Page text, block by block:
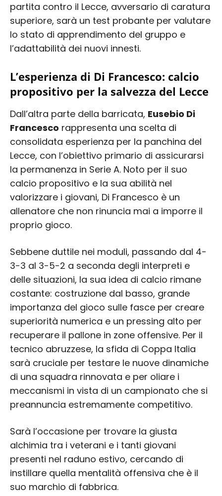
partita contro il Lecce, avversario di caratura
superiore, sarà un test probante per valutare
lo stato di apprendimento del gruppo e
l’adattabilità dei nuovi innesti.
L’esperienza di Di Francesco: calcio
propositivo per la salvezza del Lecce
Dall’altra parte della barricata, Eusebio Di
Francesco rappresenta una scelta di
consolidata esperienza per la panchina del
Lecce, con l’obiettivo primario di assicurarsi
la permanenza in Serie A. Noto per il suo
calcio propositivo e la sua abilità nel
valorizzare i giovani, Di Francesco è un
allenatore che non rinuncia mai a imporre il
proprio gioco.
Sebbene duttile nei moduli, passando dal 4-
3-3 al 3-5-2 a seconda degli interpreti e
delle situazioni, la sua idea di calcio rimane
costante: costruzione dal basso, grande
importanza del gioco sulle fasce per creare
superiorità numerica e un pressing alto per
recuperare il pallone in zone offensive. Per il
tecnico abruzzese, la sfida di Coppa Italia
sarà cruciale per testare le nuove dinamiche
di una squadra rinnovata e per oliare i
meccanismi in vista di un campionato che si
preannuncia estremamente competitivo.
Sarà l’occasione per trovare la giusta
alchimia tra i veterani e i tanti giovani
presenti nel raduno estivo, cercando di
instillare quella mentalità offensiva che è il
suo marchio di fabbrica.